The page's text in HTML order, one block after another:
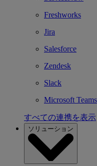
Freshworks
Jira
Salesforce
Zendesk
Slack
Microsoft Teams
すべての連携を表示
ソリューション